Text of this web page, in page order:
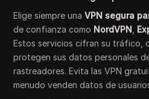
Elige siempre unaVPN segura
de confianza como NordVPN
Estos servicios cifran su tráfico,
protegen sus datos personales
rastreadores. Evita las VPN
menudo venden datos de